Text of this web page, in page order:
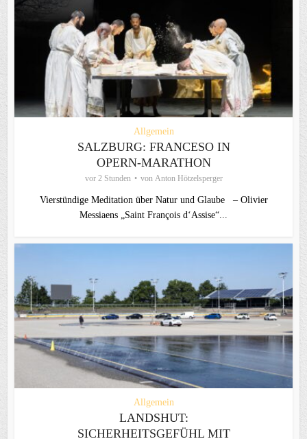
Allgemein
SALZBURG: FRANCESO IN
OPERN-MARATHON
vor 2 Stunden von Anton Hötzelsperger
Vierstündige Meditation über Natur und Glaube – Olivier
Messiaens „Saint François d‘Assise“...
Allgemein
LANDSHUT:
SICHERHEITSGEFÜHL MIT